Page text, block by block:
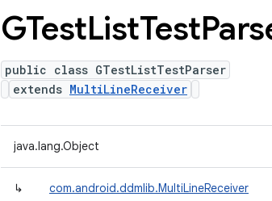
GTestListTest
public class GTestListTestParser
extends MultiLineReceiver
java.lang.Object
↳ com.android.ddmlib.MultiLineReceiver